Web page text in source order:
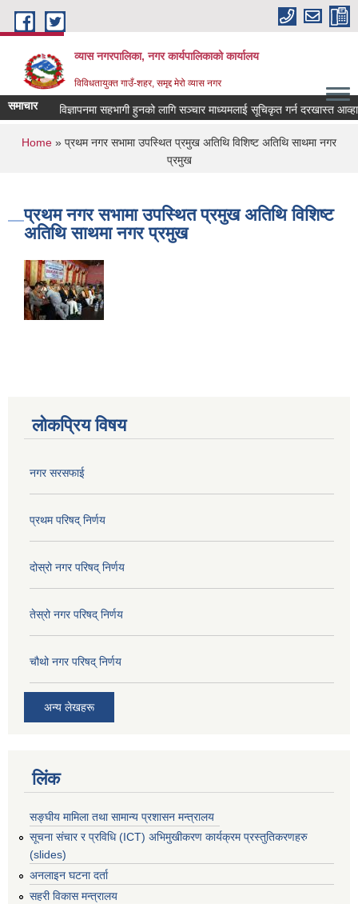
Skip to main content
व्यास नगरपालिका, नगर कार्यपालिकाको कार्यालय
विविधतायुक्त गाउँ-शहर, समृद्द मेरो व्यास नगर
समाचारविज्ञापनमा सहभागी हुनको लागि सञ्चार माध्यमलाई सूचिकृत गर्न दरखास्त आव्हान
You are here
Home » प्रथम नगर सभामा उपस्थित प्रमुख अतिथि विशिष्ट अतिथि साथमा नगर
प्रमुख
प्रथम नगर सभामा उपस्थित प्रमुख अतिथि विशिष्ट
अतिथि साथमा नगर प्रमुख
लोकप्रिय विषय
नगर सरसफाई
प्रथम परिषद् निर्णय
दोस्रो नगर परिषद् निर्णय
तेस्रो नगर परिषद् निर्णय
चौथो नगर परिषद् निर्णय
अन्य लेखहरू
लिंक
सङ्घीय मामिला तथा सामान्य प्रशासन मन्त्रालय
सूचना संचार र प्रविधि (ICT) अभिमुखीकरण कार्यक्रम प्रस्तुतिकरणहरु
(slides)
अनलाइन घटना दर्ता
सहरी विकास मन्त्रालय